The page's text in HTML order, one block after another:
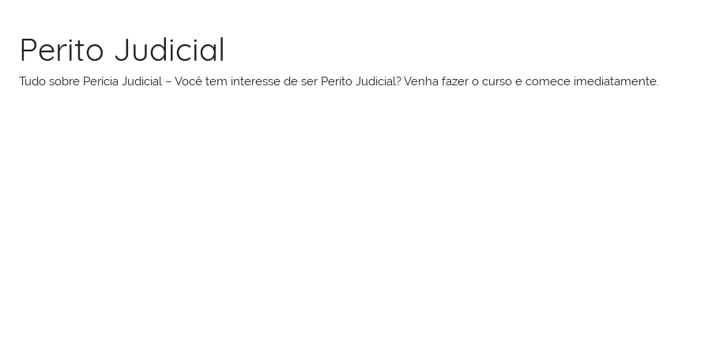
conteúdo
Perito Judicial
Tudo sobre Perícia Judicial – Você tem interesse de ser Perito Judicial? Venha fazer o curso e comece imediatamente.